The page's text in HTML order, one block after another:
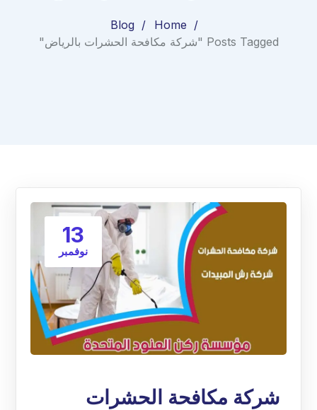
Home
Blog
Posts Tagged "شركة مكافحة الحشرات بالرياض"
13
نوفمبر
شركة مكافحة الحشرات